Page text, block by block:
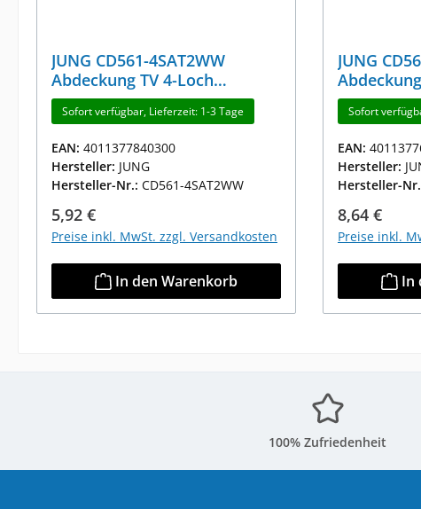
JUNG CD561-4SAT2WW
Abdeckung TV 4-Loch
Alpinweiß
Sofort verfügbar, Lieferzeit: 1-3 Tage
EAN: 4011377840300
Hersteller: JUNG
Hersteller-Nr.: CD561-4SAT2WW
Regulärer Preis:
5,92 €
Preise inkl. MwSt. zzgl. Versandkosten
In den Warenkorb
JUNG
Alpinweiß
Sofort
EAN:
Hersteller:
Hersteller-
Regulärer
8,64 €
Preise inkl.
In
100% Zufriedenheit